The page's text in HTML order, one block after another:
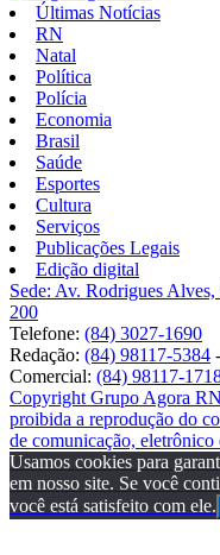
Últimas Notícias
RN
Natal
Política
Polícia
Economia
Brasil
Saúde
Esportes
Cultura
Serviços
Publicações Legais
Edição digital
Sede: Av. Rodrigues
200
Telefone: (84) 3027-1690
Redação: (84) 98117-5384 -
Comercial: (84) 98117-
Copyright Grupo Agora
proibida a reprodução do
de comunicação,
Usamos cookies para
em nosso site. Se você
você está satisfeito com ele.